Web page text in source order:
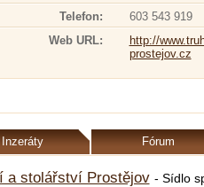
Telefon:
603 543 919
Web URL:
http://
prostejov.cz
Inzeráty Fórum
a stolářství Prostějov - Sídlo